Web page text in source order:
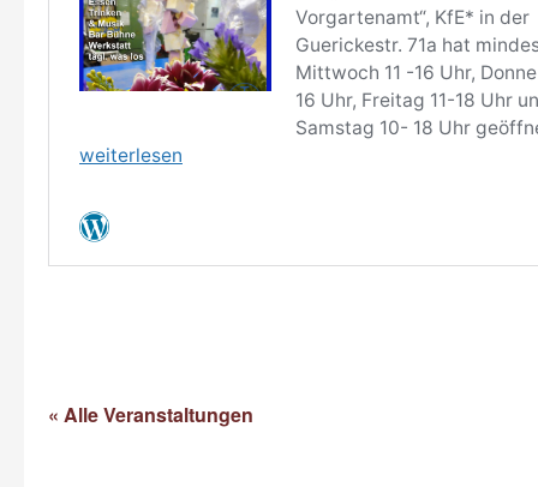
« Alle Veranstaltungen